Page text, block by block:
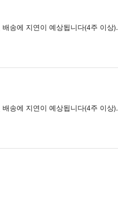
송에 지연이 예상됩니다(4주 이상).
송에 지연이 예상됩니다(4주 이상).